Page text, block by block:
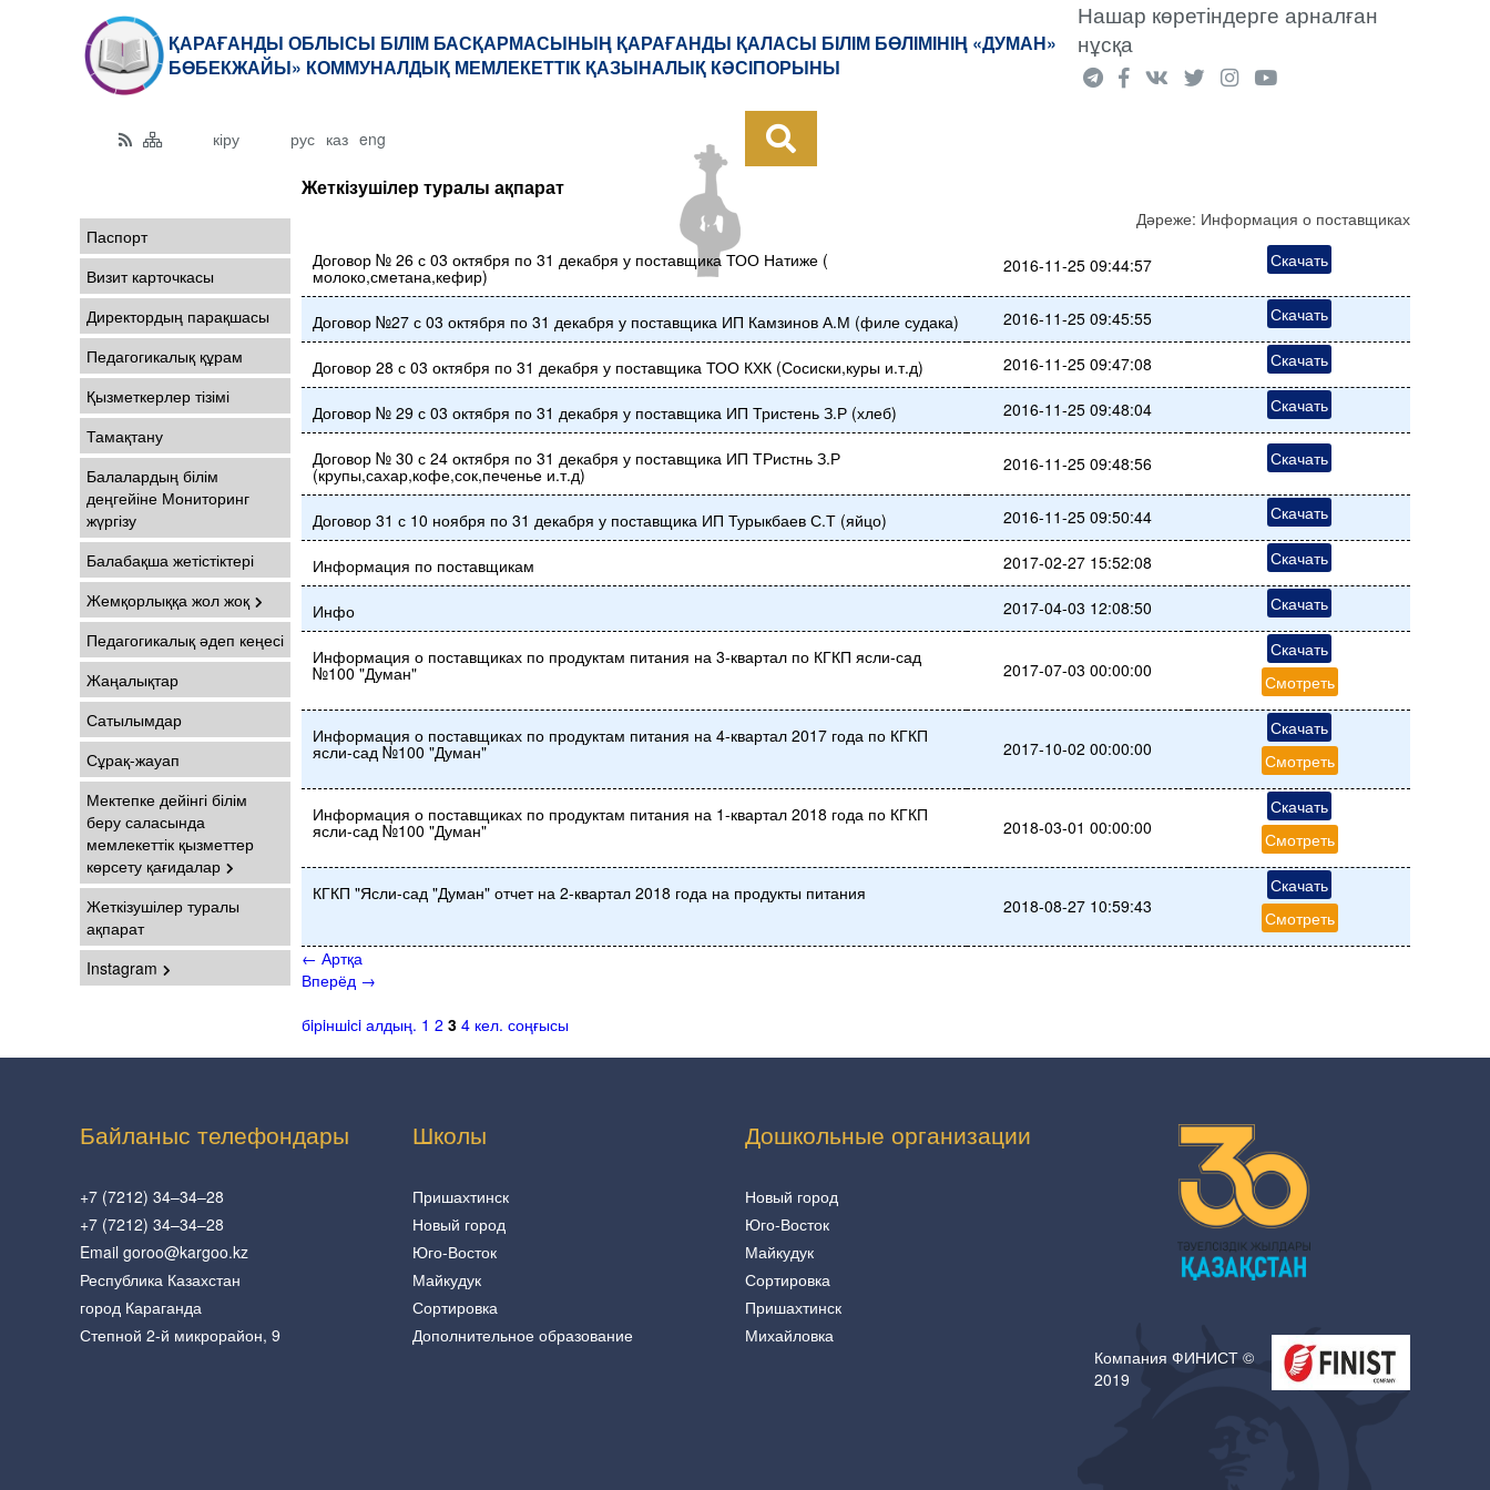
ҚАРАҒАНДЫ ОБЛЫСЫ БІЛІМ БАСҚАРМАСЫНЫҢ ҚАРАҒАНДЫ ҚАЛАСЫ БІЛІМ БӨЛІМІНІҢ «ДУМАН»
БӨБЕКЖАЙЫ» КОММУНАЛДЫҚ МЕМЛЕКЕТТІК ҚАЗЫНАЛЫҚ КӘСІПОРЫНЫ
Нашар көретіндерге арналған
нұсқа
кіру рус каз eng
Паспорт
Визит карточкасы
Директордың парақшасы
Педагогикалық құрам
Қызметкерлер тізімі
Тамақтану
Балалардың білім
деңгейіне Мониторинг
жүргізу
Балабақша жетістіктері
Жемқорлыққа жол жоқ
Педагогикалық әдеп кеңесі
Жаңалықтар
Сатылымдар
Сұрақ-жауап
Мектепке дейінгі білім
беру саласында
мемлекеттік қызметтер
көрсету қағидалар
Жеткізушілер туралы
ақпарат
Instagram
Жеткізушілер туралы ақпарат
Дәреже: Информация о поставщиках
Договор № 26 с 03 октября по 31 декабря у поставщика ТОО Натиже (
молоко,сметана,кефир) 2016-11-25 09:44:57 Скачать
Договор №27 с 03 октября по 31 декабря у поставщика ИП Камзинов А.М (филе судака) 2016-11-25 09:45:55 Скачать
Договор 28 с 03 октября по 31 декабря у поставщика ТОО КХК (Сосиски,куры и.т.д) 2016-11-25 09:47:08 Скачать
Договор № 29 с 03 октября по 31 декабря у поставщика ИП Тристень З.Р (хлеб) 2016-11-25 09:48:04 Скачать
Договор № 30 с 24 октября по 31 декабря у поставщика ИП ТРистнь З.Р
(крупы,сахар,кофе,сок,печенье и.т.д) 2016-11-25 09:48:56 Скачать
Договор 31 с 10 ноября по 31 декабря у поставщика ИП Турыкбаев С.Т (яйцо) 2016-11-25 09:50:44 Скачать
Информация по поставщикам 2017-02-27 15:52:08 Скачать
Инфо 2017-04-03 12:08:50 Скачать
Информация о поставщиках по продуктам питания на 3-квартал по КГКП ясли-сад
№100 "Думан" 2017-07-03 00:00:00
Скачать
Смотреть
Информация о поставщиках по продуктам питания на 4-квартал 2017 года по КГКП
ясли-сад №100 "Думан" 2017-10-02 00:00:00
Скачать
Смотреть
Информация о поставщиках по продуктам питания на 1-квартал 2018 года по КГКП
ясли-сад №100 "Думан" 2018-03-01 00:00:00
Скачать
Смотреть
КГКП "Ясли-сад "Думан" отчет на 2-квартал 2018 года на продукты питания
2018-08-27 10:59:43
Скачать
Смотреть
← Артқа
Вперёд →
бiрiншiсi алдың. 1 2 3 4 кел. соңғысы
Байланыс телефондары
+7 (7212) 34–34–28
+7 (7212) 34–34–28
Email goroo@kargoo.kz
Республика Казахстан
город Караганда
Степной 2-й микрорайон, 9
Школы
Пришахтинск
Новый город
Юго-Восток
Майкудук
Сортировка
Дополнительное образование
Дошкольные организации
Новый город
Юго-Восток
Майкудук
Сортировка
Пришахтинск
Михайловка
Компания ФИНИСТ ©
2019